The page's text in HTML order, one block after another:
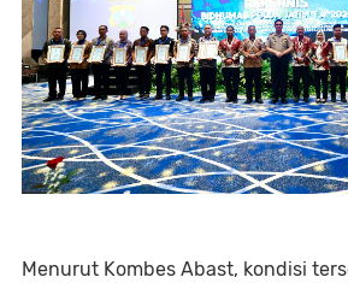
Menurut Kombes Abast, kondisi